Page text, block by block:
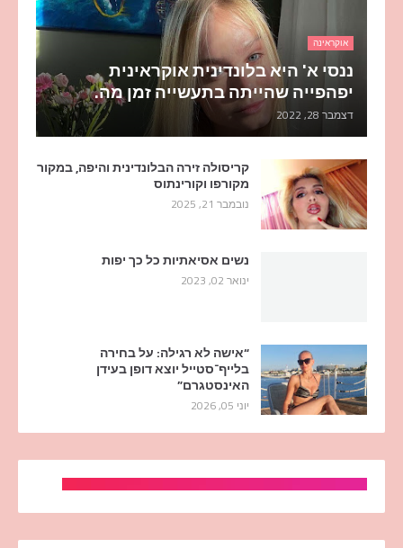
אוקראינה
ננסי א' היא בלונדינית אוקראינית
יפהפייה שהייתה בתעשייה זמן מה.
דצמבר 28, 2022
קריסולה זירה הבלונדינית והיפה, במקור
מקורפו וקורינתוס
נובמבר 21, 2025
נשים אסיאתיות כל כך יפות
ינואר 02, 2023
“אישה לא רגילה: על בחירה
בלייף־סטייל יוצא דופן בעידן
האינסטגרם”
יוני 05, 2026